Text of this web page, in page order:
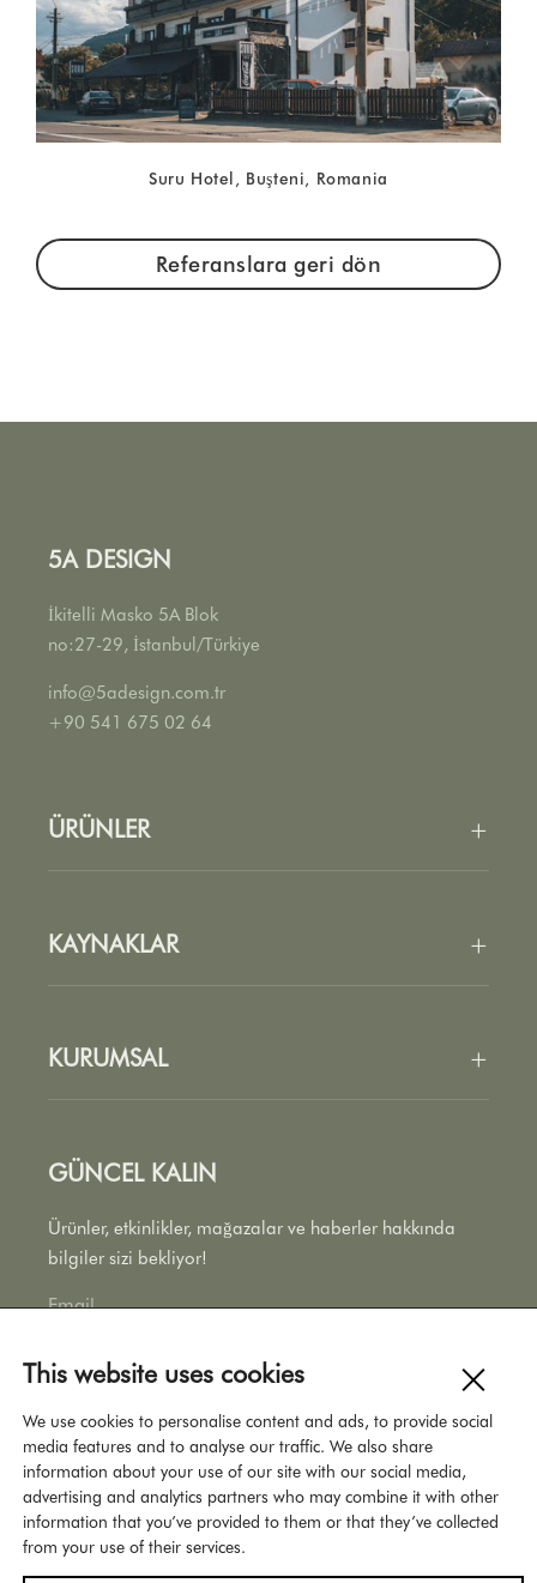
Suru Hotel, Buşteni, Romania
Referanslara geri dön
5A DESIGN
İkitelli Masko 5A Blok
no:27-29, İstanbul/Türkiye
info@5adesign.com.tr
+90 541 675 02 64
ÜRÜNLER +
Masalar
KAYNAKLAR +
Kataloglar
KURUMSAL +
Tasarımcılar
Sürdürülebilirlik
İletişim
GÜNCEL KALIN
Ürünler, etkinlikler, mağazalar ve haberler hakkında
bilgiler sizi bekliyor!
This website uses cookies
We use cookies to personalise content and ads, to provide social
media features and to analyse our traffic. We also share
information about your use of our site with our social media,
advertising and analytics partners who may combine it with other
information that you’ve provided to them or that they’ve collected
from your use of their services.
GDPR